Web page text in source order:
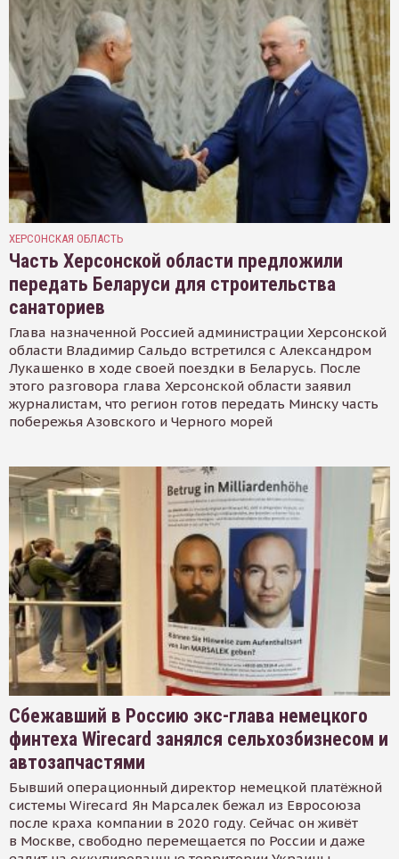
ХЕРСОНСКАЯ ОБЛАСТЬ
Часть Херсонской области предложили
передать Беларуси для строительства
санаториев
Глава назначенной Россией администрации Херсонской
области Владимир Сальдо встретился с Александром
Лукашенко в ходе своей поездки в Беларусь. После
этого разговора глава Херсонской области заявил
журналистам, что регион готов передать Минску часть
побережья Азовского и Черного морей
Сбежавший в Россию экс-глава немецкого
финтеха Wirecard занялся сельхозбизнесом и
автозапчастями
Бывший операционный директор немецкой платёжной
системы Wirecard Ян Марсалек бежал из Евросоюза
после краха компании в 2020 году. Сейчас он живёт
в Москве, свободно перемещается по России и даже